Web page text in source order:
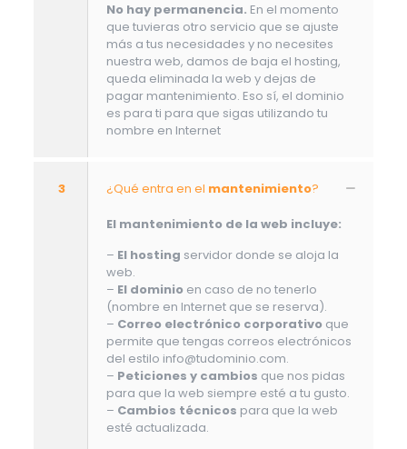
No hay permanencia. En el momento
que tuvieras otro servicio que se ajuste
más a tus necesidades y no necesites
nuestra web, damos de baja el hosting,
queda eliminada la web y dejas de
pagar mantenimiento. Eso sí, el dominio
es para ti para que sigas utilizando tu
nombre en Internet
3 ¿Qué entra en el mantenimiento?
El mantenimiento de la web incluye:
– El hosting servidor donde se aloja la
web.
– El dominioen caso de no tenerlo
(nombre en Internet que se reserva).
– Correo electrónico corporativoque
permite que tengas correos electrónicos
del estilo info@tudominio.com.
– Peticiones y cambios que nos pidas
para que la web siempre esté a tu gusto.
– Cambios técnicos para que la web
esté actualizada.